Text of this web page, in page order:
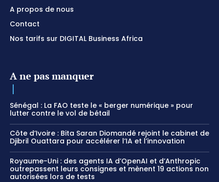
A propos de nous
Contact
Nos tarifs sur DIGITAL Business Africa
A ne pas manquer
Sénégal : La FAO teste le « berger numérique » pour
lutter contre le vol de bétail
Côte d’Ivoire : Bita Saran Diomandé rejoint le cabinet de
Djibril Ouattara pour accélérer l’IA et l’innovation
Royaume-Uni : des agents IA d’OpenAI et d’Anthropic
outrepassent leurs consignes et mènent 19 actions non
autorisées lors de tests